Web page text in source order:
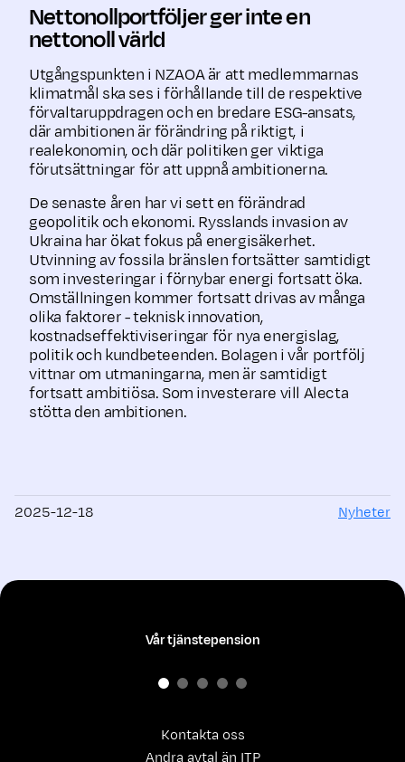
Nettonollportföljer ger inte en
nettonoll värld
Utgångspunkten i NZAOA är att medlemmarnas
klimatmål ska ses i förhållande till de respektive
förvaltaruppdragen och en bredare ESG-ansats,
där ambitionen är förändring på riktigt, i
realekonomin, och där politiken ger viktiga
förutsättningar för att uppnå ambitionerna.
De senaste åren har vi sett en förändrad
geopolitik och ekonomi. Rysslands invasion av
Ukraina har ökat fokus på energisäkerhet.
Utvinning av fossila bränslen fortsätter samtidigt
som investeringar i förnybar energi fortsatt öka.
Omställningen kommer fortsatt drivas av många
olika faktorer - teknisk innovation,
kostnadseffektiviseringar för nya energislag,
politik och kundbeteenden. Bolagen i vår portfölj
vittnar om utmaningarna, men är samtidigt
fortsatt ambitiösa. Som investerare vill Alecta
stötta den ambitionen.
2025-12-18 Nyheter
Kontakta oss
Vår tjänstepension